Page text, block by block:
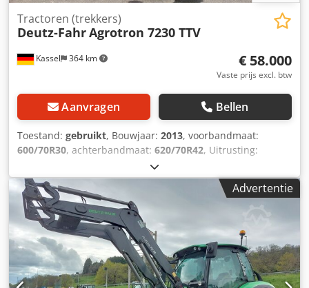
Kassel 364 km
Tractoren (trekkers)
Deutz-FahrAgrotron 7230 TTV
€ 58.000
Vaste prijs excl. btw
Aanvragen Bellen
Toestand: gebruikt, Bouwjaar: 2013, voorbandmaat:
600/70R30, achterbandmaat: 620/70R42, Uitrusting:
, Wielgewichten Cedpfxotgpgcj Aifsrf
Advertentie